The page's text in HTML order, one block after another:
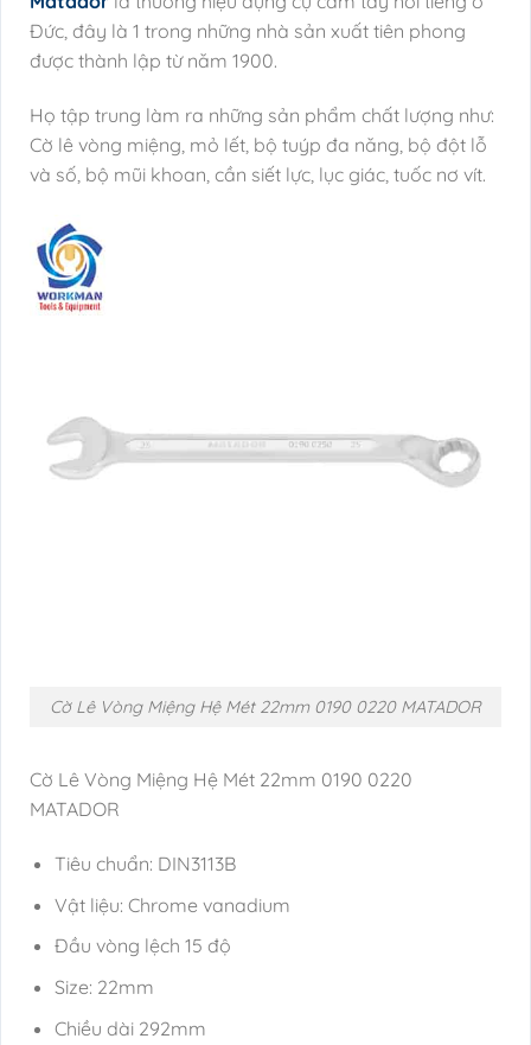
Đức, đây là 1 trong những nhà sản xuất tiên phong
được thành lập từ năm 1900.
Họ tập trung làm ra những sản phẩm chất lượng như:
Cờ lê vòng miệng, mỏ lết, bộ tuýp đa năng, bộ đột lỗ
và số, bộ mũi khoan, cần siết lực, lục giác, tuốc nơ vít.
Cờ Lê Vòng Miệng Hệ Mét 22mm 0190 0220 MATADOR
Cờ Lê Vòng Miệng Hệ Mét 22mm 0190 0220
MATADOR
Tiêu chuẩn: DIN3113B
Vật liệu: Chrome vanadium
Đầu vòng lệch 15 độ
Size: 22mm
Chiều dài 292mm